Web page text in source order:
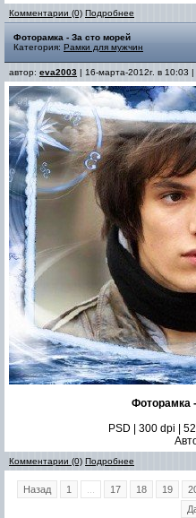
Комментарии (0) Подробнее
Фоторамка - За сто морей
Категория: Рамки для мужчин
автор: eva2003 | 16-марта-2012г. в 10:03
Фоторамка
PSD | 300 dpi |
Комментарии (0) Подробнее
Назад 1 17 18 19